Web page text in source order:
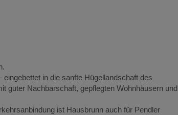
in die sanfte Hügellandschaft des
guter Nachbarschaft, gepflegten Wohnhäusern und
ist Hausbrunn auch für Pendler